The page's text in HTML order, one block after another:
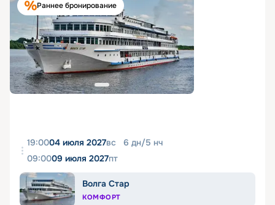
Раннее бронирование
19:0004 июля 2027вс 6 дн/5 нч
09:0009 июля 2027пт
Волга Стар
КОМФОРТ